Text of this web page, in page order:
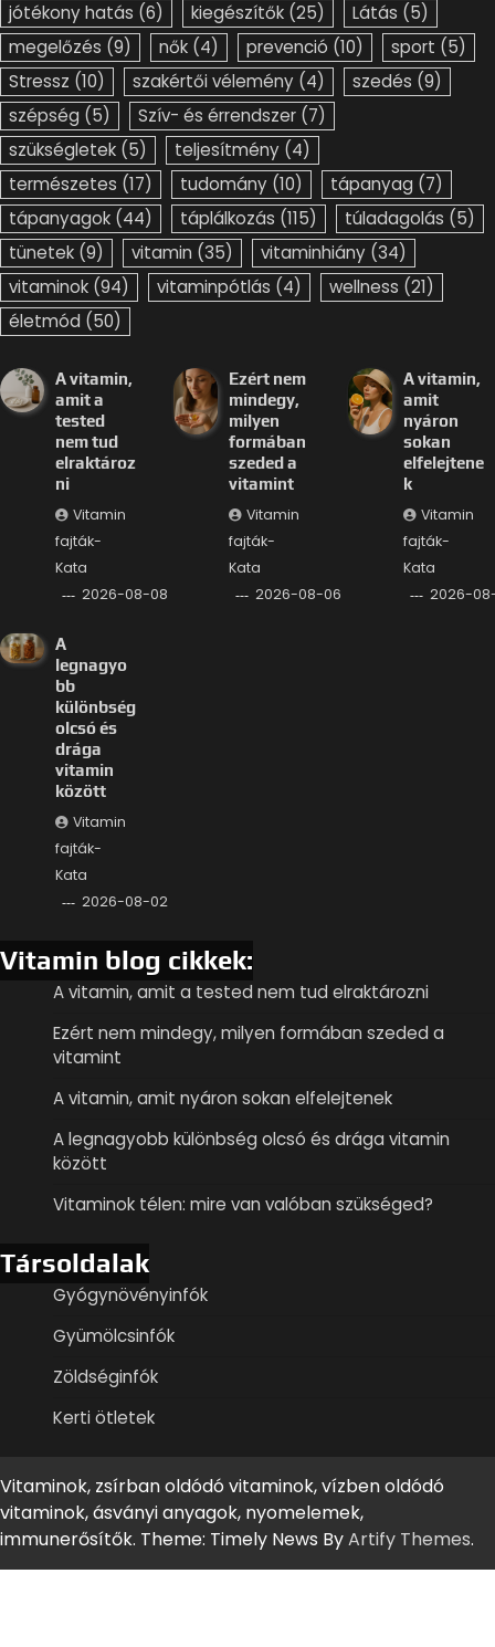
jótékony hatás (6) kiegészítők (25) Látás (5)
megelőzés (9) nők (4) prevenció (10) sport (5)
Stressz (10) szakértői vélemény (4) szedés (9)
szépség (5) Szív- és érrendszer (7)
szükségletek (5) teljesítmény (4)
természetes (17) tudomány (10) tápanyag (7)
tápanyagok (44) táplálkozás (115) túladagolás (5)
tünetek (9) vitamin (35) vitaminhiány (34)
vitaminok (94) vitaminpótlás (4) wellness (21)
életmód (50)
A vitamin,
amit a
tested
nem tud
elraktároz
ni
Vitamin
fajták-
Kata
2026-08-08
Ezért nem
mindegy,
milyen
formában
szeded a
vitamint
Vitamin
fajták-
Kata
2026-08-06
A vitamin,
amit
nyáron
sokan
elfelejtene
k
Vitamin
fajták-
Kata
2026-
A
legnagyo
bb
különbség
olcsó és
drága
vitamin
között
Vitamin
fajták-
Kata
2026-08-02
Vitamin blog cikkek:
A vitamin, amit a tested nem tud elraktározni
Ezért nem mindegy, milyen formában szeded a
vitamint
A vitamin, amit nyáron sokan elfelejtenek
A legnagyobb különbség olcsó és drága vitamin
között
Vitaminok télen: mire van valóban szükséged?
Társoldalak
Gyógynövényinfók
Gyümölcsinfók
Zöldséginfók
Kerti ötletek
Vitaminok, zsírban oldódó vitaminok, vízben oldódó
vitaminok, ásványi anyagok, nyomelemek,
immunerősítők. Theme: Timely News ByArtify Themes.